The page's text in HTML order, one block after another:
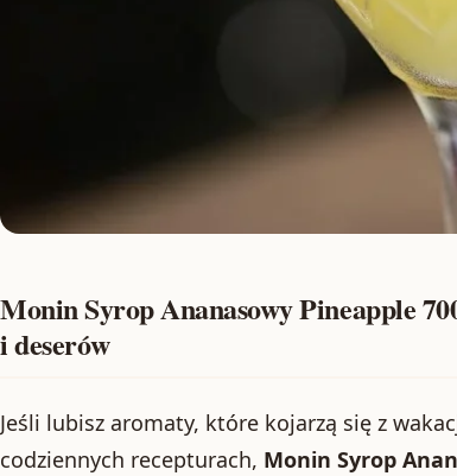
Monin Syrop Ananasowy Pineapple
i deserów
Jeśli lubisz aromaty, które kojarzą się z
codziennych recepturach, Monin Syrop